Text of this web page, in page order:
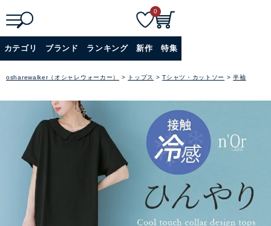
詳細検索
0
カテゴリ ブランド ランキング 新作 特集
osharewalker（オシャレウォーカー） トップス Tシャツ・カットソー 半袖